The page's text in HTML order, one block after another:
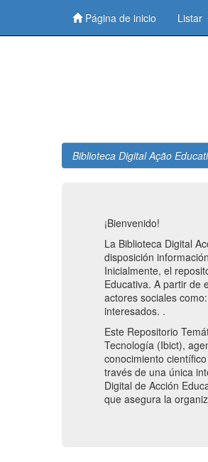
Página de inicio Listar
Biblioteca Digital Ação
¡Bienvenido!
La Biblioteca Digital
disposición
Inicialmente, el
Educativa. A partir de
actores sociales
interesados. .
Este Repositorio
Tecnología (Ibict),
conocimiento
través de una única
Digital de Acción
que asegura la